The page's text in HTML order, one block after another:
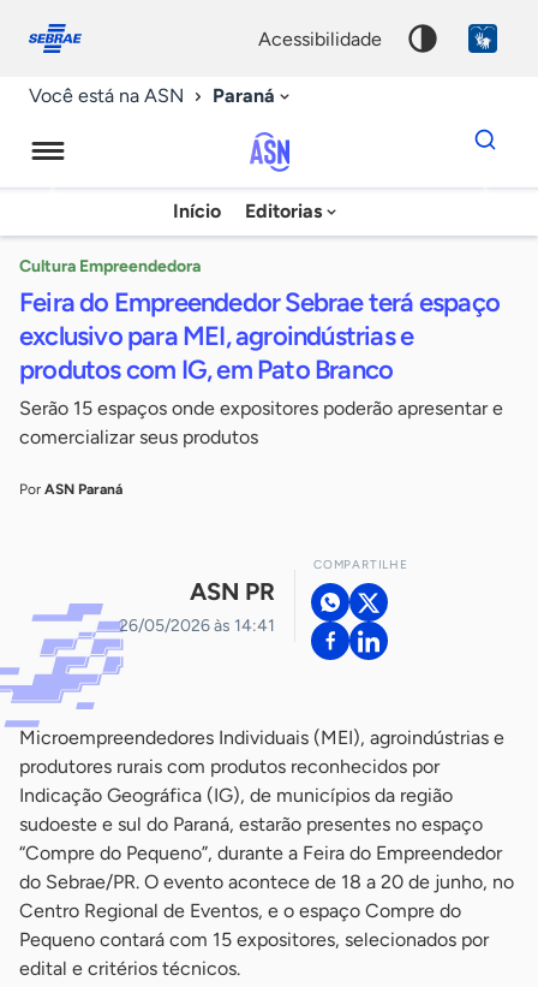
conosco
acessibilidade
Você está na ASN Paraná
Agência
Sebrae
Notícias
Início Editorias
Dados
para
chave
Cultura Empreendedora
Feira do Empreendedor Sebrae terá espaço
exclusivo para MEI, agroindústrias e
produtos com IG, em Pato Branco
Serão 15 espaços onde expositores poderão apresentar e
comercializar seus produtos
Por ASN Paraná
ASN PR
26/05/2026 às 14:41
COMPARTILHE
Microempreendedores Individuais (MEI), agroindústrias e
produtores rurais com produtos reconhecidos por
Indicação Geográfica (IG), de municípios da região
sudoeste e sul do Paraná, estarão presentes no espaço
“Compre do Pequeno”, durante a Feira do Empreendedor
do Sebrae/PR. O evento acontece de 18 a 20 de junho, no
Centro Regional de Eventos, e o espaço Compre do
Pequeno contará com 15 expositores, selecionados por
edital e critérios técnicos.